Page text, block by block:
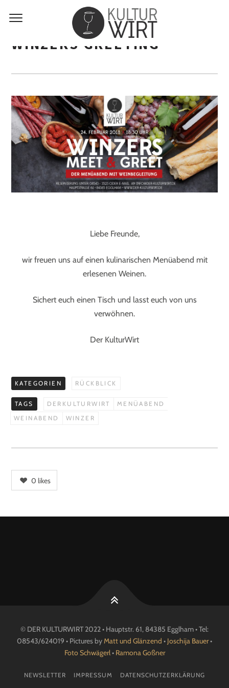
WINZERS GREETING
Liebe Freunde,
wir freuen uns auf einen kulinarischen Menüabend mit
erlesenen Weinen.
Sichert euch einen Tisch und lasst euch von uns
verwöhnen.
Der KulturWirt
KATEGORIEN RÜCKBLICK
TAGS DERKULTURWIRT
MENÜABEND
WEINABEND
WINZER
0 likes
© DER KULTURWIRT 2022 • Hauptstr. 61, 84385 Egglham • Tel:
08543/624019 • Pictures by Matt und Glänzend • Joschija Bauer•
Foto Schwägerl• Ramona Goßner
NEWSLETTER IMPRESSUM DATENSCHUTZERKLÄRUNG